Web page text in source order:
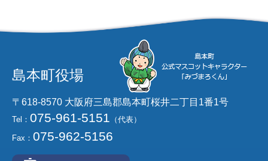
島本町役場
〒618-8570 大阪府三島郡島本町桜井二丁目1番1号
Tel： 075-961-5151 （代表）
Fax： 075-962-5156